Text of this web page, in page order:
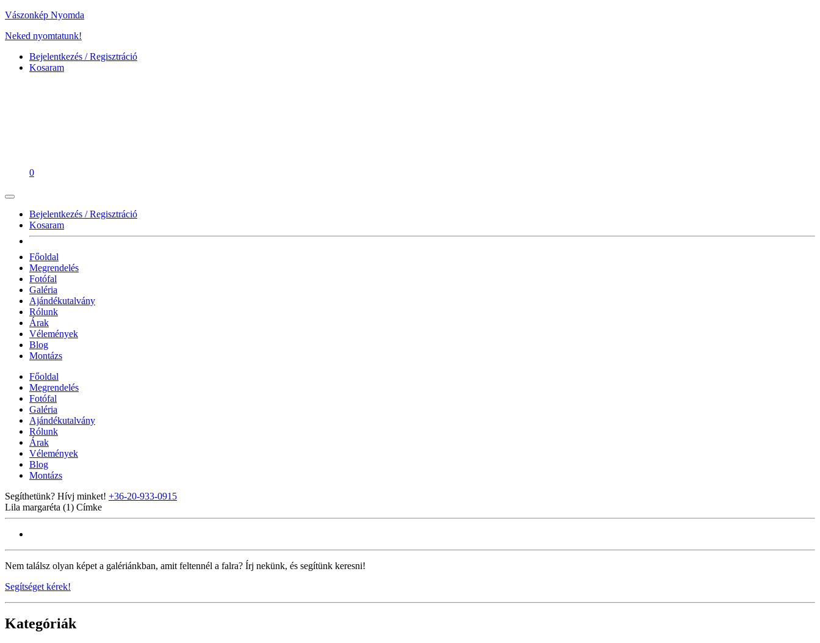
Vászonkép Nyomda
Neked nyomtatunk!
Bejelentkezés / Regisztráció
Kosaram
0
Bejelentkezés / Regisztráció
Kosaram
Főoldal
Megrendelés
Fotófal
Galéria
Ajándékutalvány
Rólunk
Árak
Vélemények
Blog
Montázs
Főoldal
Megrendelés
Fotófal
Galéria
Ajándékutalvány
Rólunk
Árak
Vélemények
Blog
Montázs
Segíthetünk? Hívj minket! +36-20-933-0915
Lila margaréta (1) Címke
Nem találsz olyan képet a galériánkban, amit feltennél a falra? Írj nekünk, és segítünk keresni!
Segítséget kérek!
Kategóriák